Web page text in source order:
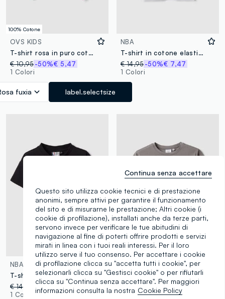
100% Cotone
OVS KIDS
T-shirt rosa in puro cotone da bambina boxy fit con applicazioni
€ 10,95-50%€ 5,47
1 Colori
fuxia label.selectsize
NBA
T-shirt in cotone elasticizzato bianca da bambina boxy fit Chicago
€ 14,95 -50%€ 7,47
1 Colori
NBA
T-shirt in cotone elasticizzato nera da bambina boxy fit NY Knicks
€ 14,95
-50%€ 7,47
1 Colori
Nuova Collezione
OVS KIDS
T-shirt grigia in cotone elasticizzato con stampa capibara per bambina
€ 10,95
1 Colori
Questo sito utilizza cookie tecnici e di prestazione
anonimi, sempre attivi per garantire il funzionamento
del sito e di misurarne le prestazione; Altri cookie (i
cookie di profilazione), installati anche da terze parti,
servono invece per verificare le tue abitudini di
navigazione al fine di poterti offrire prodotti e servizi
mirati in linea con i tuoi reali interessi. Per il loro
utilizzo serve il tuo consenso. Per accettare i cookie
di profilazione clicca su "accetta tutti i cookie", per
selezionarli clicca su "Gestisci cookie" o per rifiutarli
clicca su "Continua senza accettare". Per maggiori
informazioni consulta la nostra Cookie Policy
Continua senza accettare